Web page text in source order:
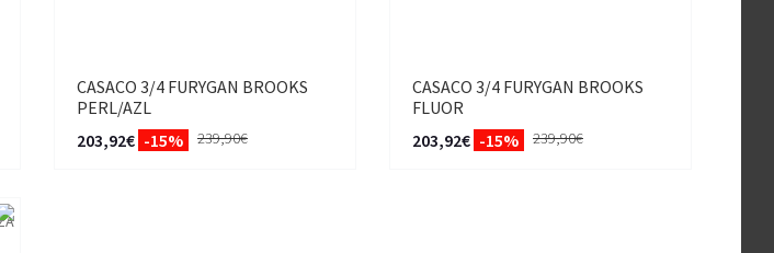
CASACO 3/4 FURYGAN BROOKS
PERL/AZL
203,92€ -15% 239,90€
CASACO 3/4 FURYGAN BROOKS
FLUOR
203,92€ -15% 239,90€